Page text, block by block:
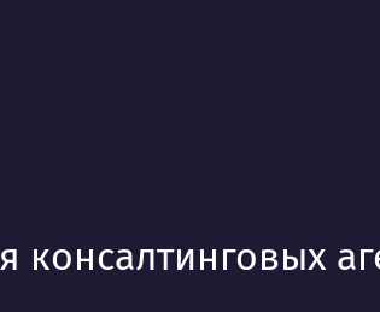
консалтинговых